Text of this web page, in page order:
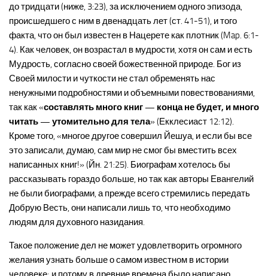
до тридцати (ниже, 3:23), за исключением одного эпизода,
происшедшего с ним в двенадцать лет (ст. 41-51), и того
факта, что он был известен в Нацерете как плотник (Map. 6:1-
4). Как человек, он возрастал в мудрости, хотя он сам и есть
Мудрость, согласно своей божественной природе. Бог из
Своей милости и чуткости не стал обременять нас
ненужными подробностями и объемными повествованиями,
так как «составлять много книг — конца не будет, и много
читать — утомительно для тела» (Екклесиаст 12:12).
Кроме того, «многое другое совершил Йешуа, и если бы все
это записали, думаю, сам мир не смог бы вместить всех
написанных книг!» (Йн. 21:25). Биографам хотелось бы
рассказывать гораздо больше, но так как авторы Евангелий
не были биографами, а прежде всего стремились передать
Добрую Весть, они написали лишь то, что необходимо
людям для духовного назидания.
Такое положение дел не может удовлетворить огромного
желания узнать больше о самом известном в истории